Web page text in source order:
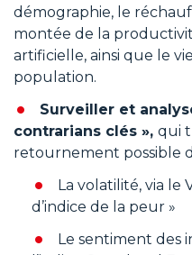
démographie, le
montée de la
artificielle, ainsi que le
population.
Surveiller et
contrarians clés », qui
retournement possible
La volatilité, via le
d’indice de la peur »
Le sentiment des